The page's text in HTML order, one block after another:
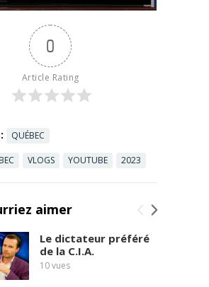
...Read more
Bienvenue
le volet
justice du ...
0
Article Rating
QUÉBEC
VLOGS YOUTUBE 2023
aimer
Le dictateur préféré
de la C.I.A.
10vues